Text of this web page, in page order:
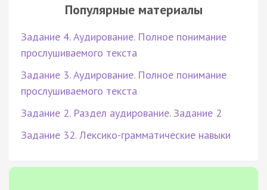
Популярные материалы
Задание 4. Аудирование. Полное понимание
прослушиваемого текста
Задание 3. Аудирование. Полное понимание
прослушиваемого текста
Задание 2. Раздел аудирование. Задание 2
Задание 32. Лексико-грамматические навыки